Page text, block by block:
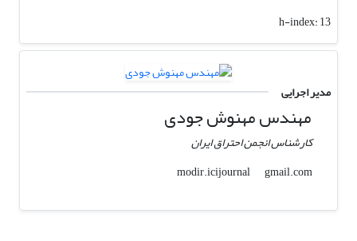
h-index:13
مدیر اجرایی
مهندس مهنوش جودی
کارشناس انجمن احتراق ایران
modir.icijournal
gmail.com